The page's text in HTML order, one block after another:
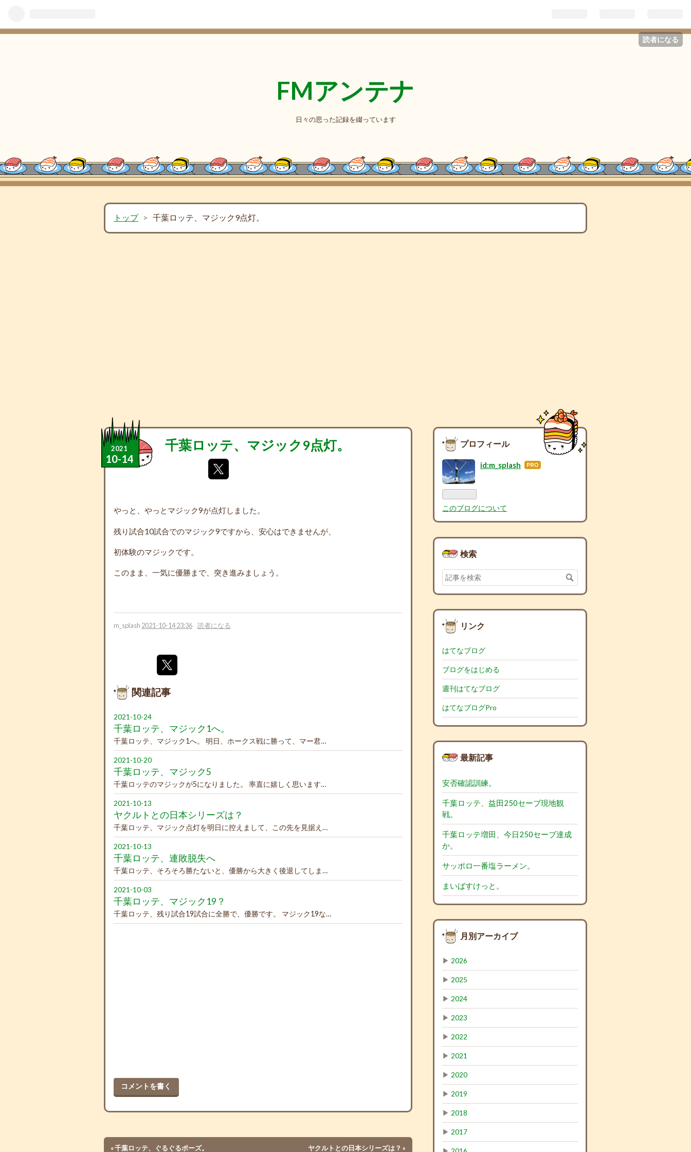
読者になる
FMアンテナ
日々の思った記録を綴っています
トップ > 千葉ロッテ、マジック9点灯。
2021
10-14
千葉ロッテ、マジック9点灯。
やっと、やっとマジック9が点灯しました。
残り試合10試合でのマジック9ですから、安心はできませんが、
初体験のマジックです。
このまま、一気に優勝まで、突き進みましょう。
m_splash 2021-10-14 23:36 読者になる
関連記事
2021-10-24
千葉ロッテ、マジック1へ。
千葉ロッテ、マジック1へ。 明日、ホークス戦に勝って、マー君…
2021-10-20
千葉ロッテ、マジック5
千葉ロッテのマジックが5になりました。 率直に嬉しく思います…
2021-10-13
ヤクルトとの日本シリーズは？
千葉ロッテ、マジック点灯を明日に控えまして、この先を見据え…
2021-10-13
千葉ロッテ、連敗脱失へ
千葉ロッテ、そろそろ勝たないと、優勝から大きく後退してしま…
2021-10-03
千葉ロッテ、マジック19？
千葉ロッテ、残り試合19試合に全勝で、優勝です。 マジック19な…
コメントを書く
«千葉ロッテ、ぐるぐるポーズ。 ヤクルトとの日本シリーズは？»
プロフィール
id:m_splash はて
このブログについて
検索
リンク
はてなブログ
ブログをはじめる
週刊はてなブログ
はてなブログPro
最新記事
安否確認訓練。
千葉ロッテ、益田250セーブ現地観
戦。
千葉ロッテ増田、今日250セーブ達成
か。
サッポロ一番塩ラーメン。
まいばすけっと。
月別アーカイブ
▶ 2026
▶ 2025
▶ 2024
▶ 2023
▶ 2022
▶ 2021
▶ 2020
▶ 2019
▶ 2018
▶ 2017